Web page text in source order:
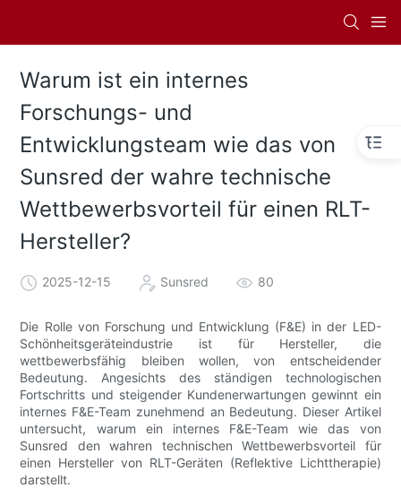
Warum ist ein internes
Forschungs- und
Entwicklungsteam wie das von
Sunsred der wahre technische
Wettbewerbsvorteil für einen RLT-
Hersteller?
2025-12-15 Sunsred 80
Die Rolle von Forschung und Entwicklung (F&E) in der LED-
Schönheitsgeräteindustrie ist für Hersteller, die
wettbewerbsfähig bleiben wollen, von entscheidender
Bedeutung. Angesichts des ständigen technologischen
Fortschritts und steigender Kundenerwartungen gewinnt ein
internes F&E-Team zunehmend an Bedeutung. Dieser Artikel
untersucht, warum ein internes F&E-Team wie das von
Sunsred den wahren technischen Wettbewerbsvorteil für
einen Hersteller von RLT-Geräten (Reflektive Lichttherapie)
darstellt.